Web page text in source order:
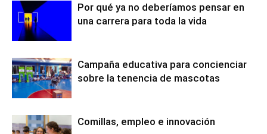
Por qué ya no deberíamos pensar en
una carrera para toda la vida
Campaña educativa para concienciar
sobre la tenencia de mascotas
Comillas, empleo e innovación